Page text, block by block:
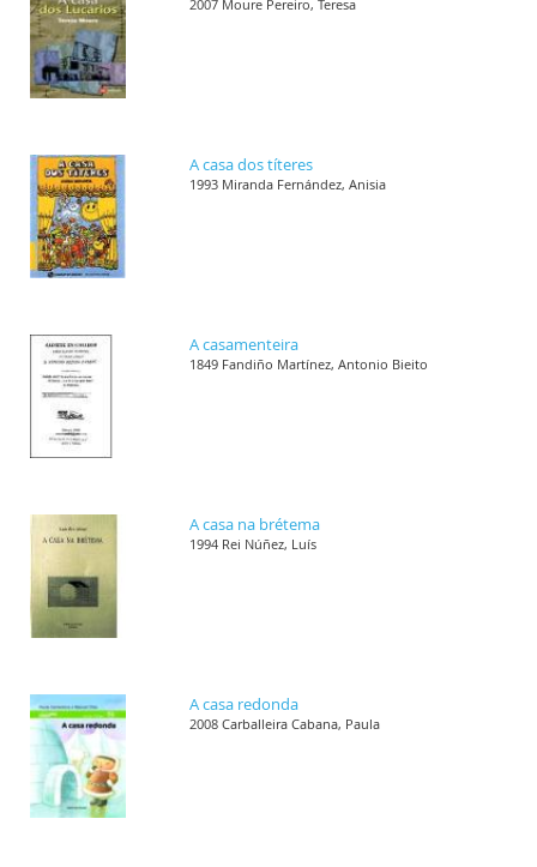
2007 Moure Pereiro, Teresa
A casa dos títeres
1993 Miranda Fernández, Anisia
A casamenteira
1849 Fandiño Martínez, Antonio Bieito
A casa na brétema
1994 Rei Núñez, Luís
A casa redonda
2008 Carballeira Cabana, Paula